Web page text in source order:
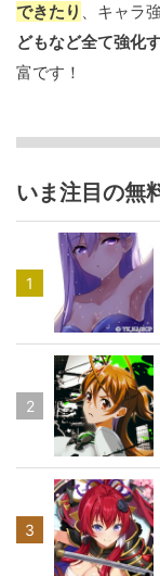
できたり 、キャラ
どもなど全て強化
富です！
いま注目の無
1
2
3